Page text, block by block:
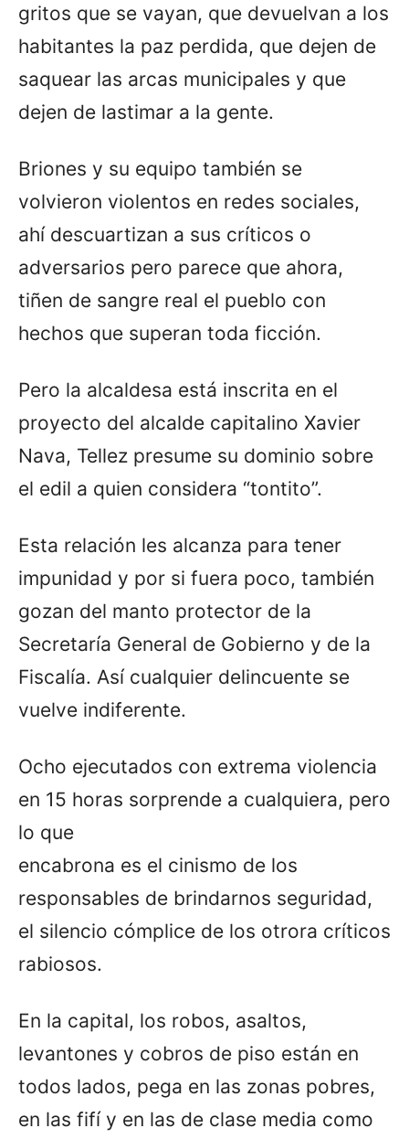
gritos que se vayan, que devuelvan a los
habitantes la paz perdida, que dejen de
saquear las arcas municipales y que
dejen de lastimar a la gente.
Briones y su equipo también se
volvieron violentos en redes sociales,
ahí descuartizan a sus críticos o
adversarios pero parece que ahora,
tiñen de sangre real el pueblo con
hechos que superan toda ficción.
Pero la alcaldesa está inscrita en el
proyecto del alcalde capitalino Xavier
Nava, Tellez presume su dominio sobre
el edil a quien considera “tontito”.
Esta relación les alcanza para tener
impunidad y por si fuera poco, también
gozan del manto protector de la
Secretaría General de Gobierno y de la
Fiscalía. Así cualquier delincuente se
vuelve indiferente.
Ocho ejecutados con extrema violencia
en 15 horas sorprende a cualquiera, pero
lo que
encabrona es el cinismo de los
responsables de brindarnos seguridad,
el silencio cómplice de los otrora críticos
rabiosos.
En la capital, los robos, asaltos,
levantones y cobros de piso están en
todos lados, pega en las zonas pobres,
en las fifí y en las de clase media como